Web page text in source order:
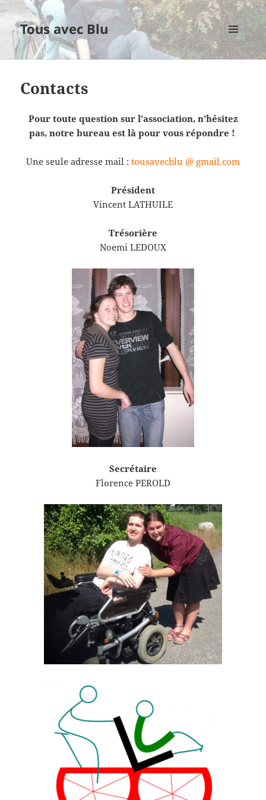
Tous avec Blu
ET
Contacts
Pour toute question sur l’association, n’hésitez
pas, notre bureau est là pour vous répondre !
Une seule adresse mail : tousavecblu @ gmail.com
Président
Vincent LATHUILE
Trésorière
Noemi LEDOUX
Secrétaire
Florence PEROLD